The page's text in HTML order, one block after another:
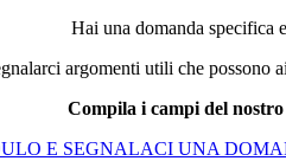
Hai una domanda specifica
argomenti utili che possono
Compila i campi del
E SEGNALACI UNA